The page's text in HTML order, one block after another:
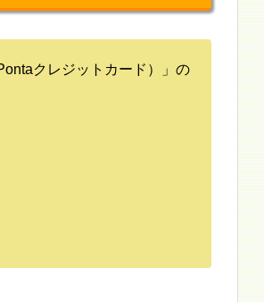
クレジットカード）」の